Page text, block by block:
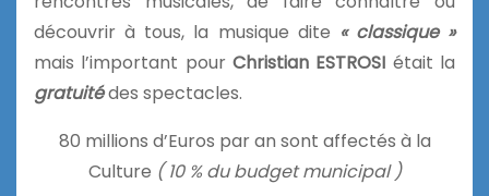
découvrir à tous, la musique dite « classique »
mais l’important pour Christian ESTROSI était la
gratuitédes spectacles.
80 millions d’Euros par an sont affectés à la
Culture ( 10 % du budget municipal )